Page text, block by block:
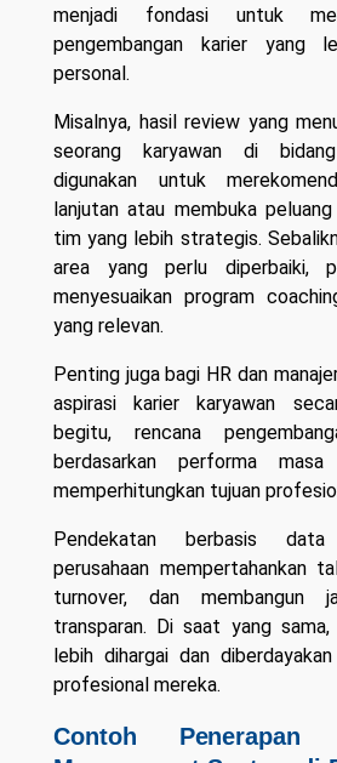
menjadi fondasi untuk
pengembangan karier yang
personal.
Misalnya, hasil review yang
seorang karyawan di
digunakan untuk
lanjutan atau membuka
tim yang lebih strategis.
area yang perlu diperbaiki,
menyesuaikan program
yang relevan.
Penting juga bagi HR dan
aspirasi karier karyawan
begitu, rencana
berdasarkan performa
memperhitungkan tujuan
Pendekatan berbasis
perusahaan mempertahankan
turnover, dan membangun
transparan. Di saat yang sama,
lebih dihargai dan
profesional mereka.
Contoh Penerapan